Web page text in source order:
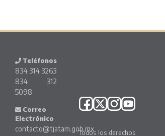
Teléfonos
834 314 3263
834 312
5098
Correo
Electrónico
contacto@tjatam.gob.mxTodos los derechos